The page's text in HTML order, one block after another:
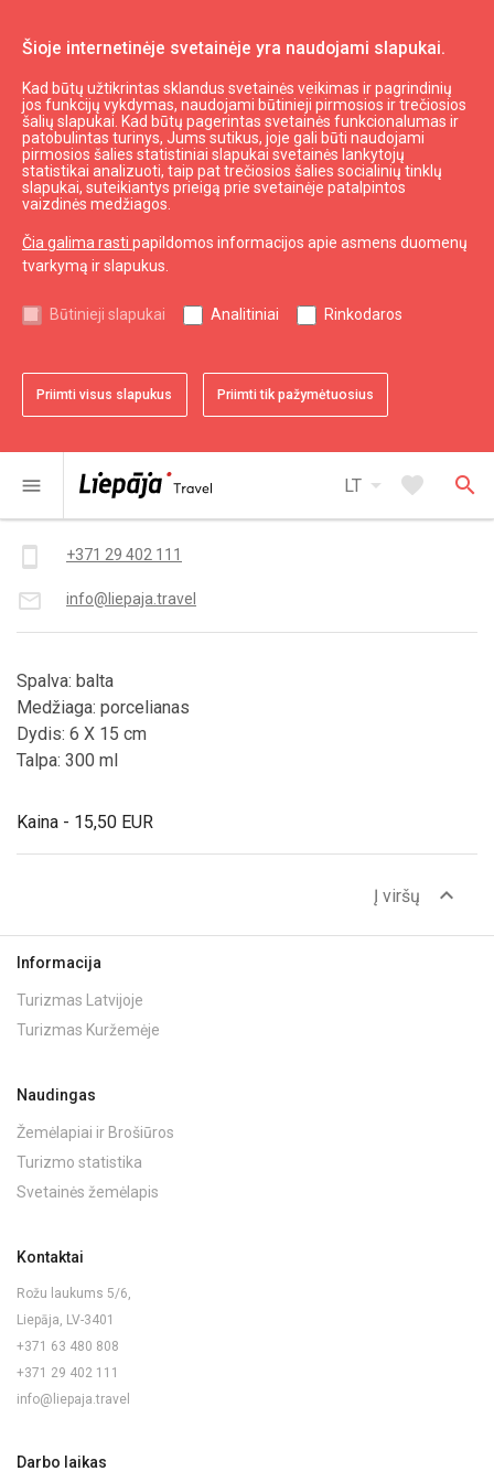
Šioje internetinėje svetainėje yra naudojami slapukai.
Kad būtų užtikrintas sklandus svetainės veikimas ir pagrindinių
jos funkcijų vykdymas, naudojami būtinieji pirmosios ir trečiosios
šalių slapukai. Kad būtų pagerintas svetainės funkcionalumas ir
patobulintas turinys, Jums sutikus, joje gali būti naudojami
pirmosios šalies statistiniai slapukai svetainės lankytojų
statistikai analizuoti, taip pat trečiosios šalies socialinių tinklų
slapukai, suteikiantys prieigą prie svetainėje patalpintos
vaizdinės medžiagos.
Čia galima rasti papildomos informacijos apie asmens duomenų
tvarkymą ir slapukus.
Būtinieji slapukai Analitiniai Rinkodaros
Priimti visus slapukus Priimti tik pažymėtuosius
menu LT arrow_drop_down favorite search
Aktualu
Porceliano puodelis
Kaina - 15,50 EUR
smartphone +371 29 402 111
mail_outline info@liepaja.travel
Spalva: balta
Medžiaga: porcelianas
Dydis: 6 X 15 cm
Talpa: 300 ml
Į viršų expand_less
Informacija
Turizmas Latvijoje
Turizmas Kuržemėje
Naudingas
Žemėlapiai ir Brošiūros
Turizmo statistika
Svetainės žemėlapis
Kontaktai
Rožu laukums 5/6,
Liepāja, LV-3401
+371 63 480 808
+371 29 402 111
info@liepaja.travel
Darbo laikas